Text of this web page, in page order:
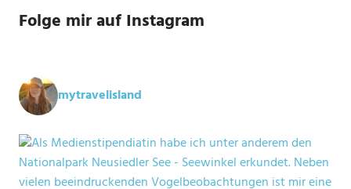
Folge mir auf Instagram
mytravelisland